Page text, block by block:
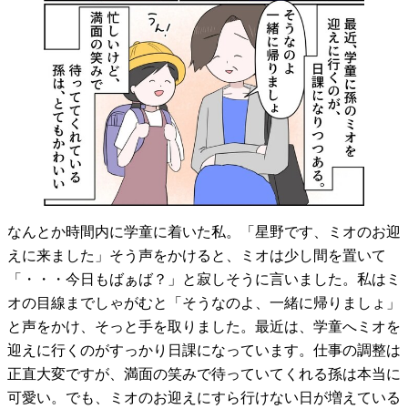
なんとか時間内に学童に着いた私。「星野です、ミオのお迎
えに来ました」そう声をかけると、ミオは少し間を置いて
「・・・今日もばぁば？」と寂しそうに言いました。私はミ
オの目線までしゃがむと「そうなのよ、一緒に帰りましょ」
と声をかけ、そっと手を取りました。最近は、学童へミオを
迎えに行くのがすっかり日課になっています。仕事の調整は
正直大変ですが、満面の笑みで待っていてくれる孫は本当に
可愛い。でも、ミオのお迎えにすら行けない日が増えている